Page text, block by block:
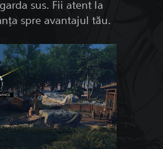
sus. Fii atent la
spre avantajul tău.